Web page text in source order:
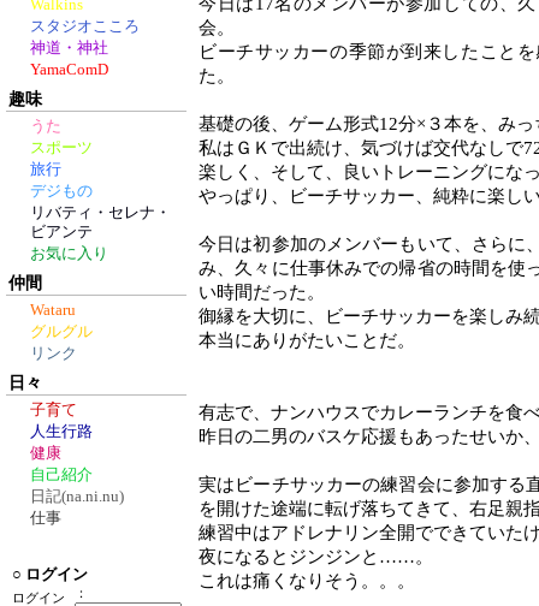
Walkins
スタジオこころ
神道・神社
YamaComD
趣味
うた
スポーツ
旅行
デジもの
リバティ・セレナ・
ビアンテ
お気に入り
仲間
Wataru
グルグル
リンク
日々
子育て
人生行路
健康
自己紹介
日記(na.ni.nu)
仕事
○ ログイン
ログイン
：
会。
ビーチサッカーの季節が到来したこと
た。
基礎の後、ゲーム形式12分×３本を、み
私はＧＫで出続け、気づけば交代なしで
楽しく、そして、良いトレーニングにな
やっぱり、ビーチサッカー、純粋に楽し
今日は初参加のメンバーもいて、さらに
み、久々に仕事休みでの帰省の時間を使
い時間だった。
御縁を大切に、ビーチサッカーを楽しみ
本当にありがたいことだ。
有志で、ナンハウスでカレーランチを食
昨日の二男のバスケ応援もあったせい
実はビーチサッカーの練習会に参加する
を開けた途端に転げ落ちてきて、右足親
練習中はアドレナリン全開でできてい
夜になるとジンジンと……。
これは痛くなりそう。。。